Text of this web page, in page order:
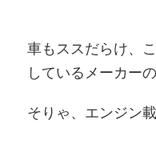
車もススだらけ、
しているメーカーの
そりゃ、エンジン